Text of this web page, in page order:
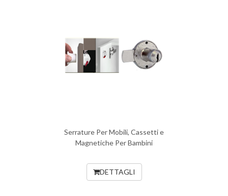
Serrature Per Mobili, Cassetti e
Magnetiche Per Bambini
DETTAGLI